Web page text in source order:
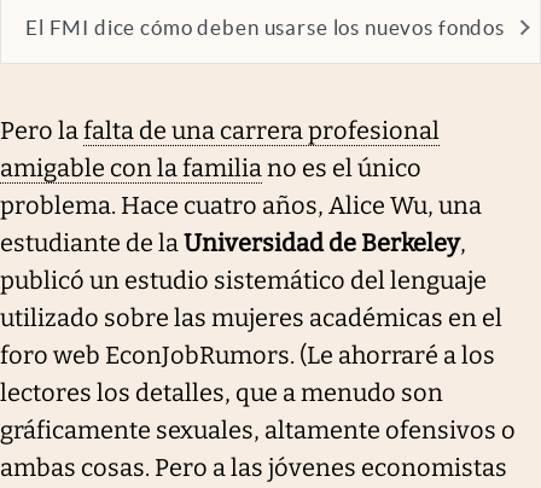
El FMI dice cómo deben usarse los nuevos fondos
Pero lafalta de una carrera profesional
amigable con la familiano es el único
problema. Hace cuatro años, Alice Wu, una
estudiante de laUniversidad de Berkeley,
publicó un estudio sistemático del lenguaje
utilizado sobre las mujeres académicas en el
foro web EconJobRumors. (Le ahorraré a los
lectores los detalles, que a menudo son
gráficamente sexuales, altamente ofensivos o
ambas cosas. Pero a las jóvenes economistas